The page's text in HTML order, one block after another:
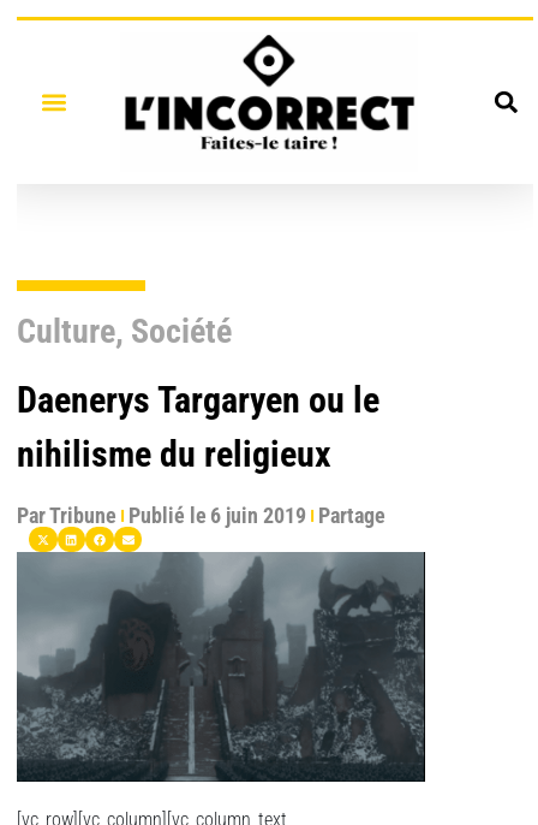
Culture, Société
Daenerys Targaryen ou le
nihilisme du religieux
ParTribune Publié le 6 juin 2019 Partage
[vc_row][vc_column][vc_column_text